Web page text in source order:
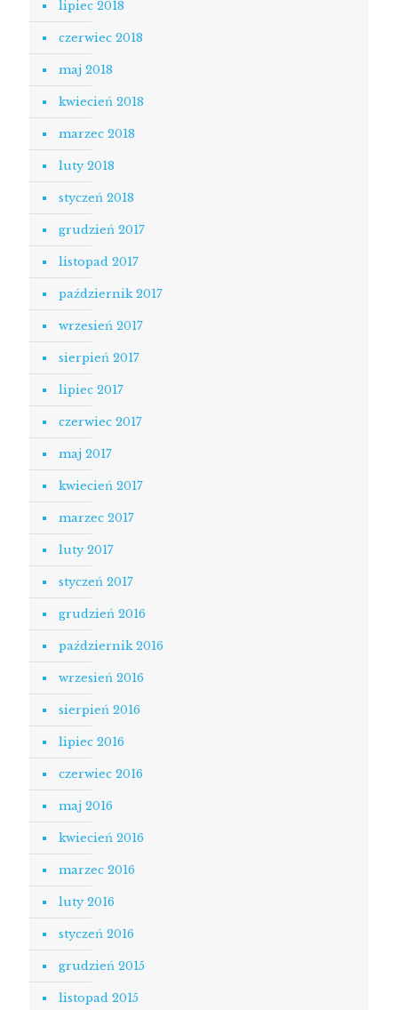
lipiec 2018
czerwiec 2018
maj 2018
kwiecień 2018
marzec 2018
luty 2018
styczeń 2018
grudzień 2017
listopad 2017
październik 2017
wrzesień 2017
sierpień 2017
lipiec 2017
czerwiec 2017
maj 2017
kwiecień 2017
marzec 2017
luty 2017
styczeń 2017
grudzień 2016
październik 2016
wrzesień 2016
sierpień 2016
lipiec 2016
czerwiec 2016
maj 2016
kwiecień 2016
marzec 2016
luty 2016
styczeń 2016
grudzień 2015
listopad 2015